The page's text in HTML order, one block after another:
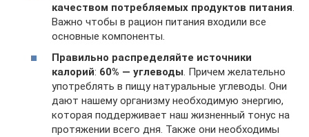
качеством потребляемых продуктов питания.
Важно чтобы в рацион питания входили все
основные компоненты.
Правильно распределяйте источники
калорий: 60% — углеводы. Причем желательно
употреблять в пищу натуральные углеводы. Они
дают нашему организму необходимую энергию,
которая поддерживает наш жизненный тонус на
протяжении всего дня. Также они необходимы